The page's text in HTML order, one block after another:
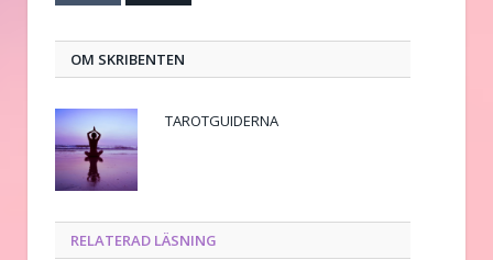
OM SKRIBENTEN
TAROTGUIDERNA
RELATERAD LÄSNING